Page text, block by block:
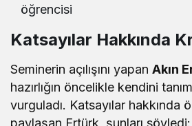
öğrencisi
Katsayılar Hakkında
Seminerin açılışını yapanAkın
hazırlığın öncelikle kendini
vurguladı. Katsayılar hakkında
paylaşan Ertürk, şunları söyledi: